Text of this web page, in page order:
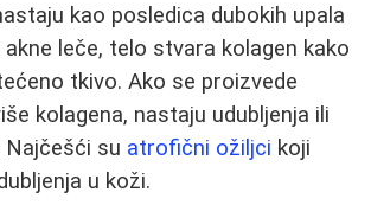
kao posledica dubokih upala
akne leče, telo stvara kolagen kako
tkivo. Ako se proizvede
kolagena, nastaju udubljenja ili
su atrofični ožiljci koji
u koži.